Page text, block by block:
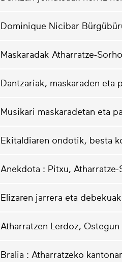
Dominique Nicibar
Maskaradak Atharratze-
Dantzariak, maskaraden eta
Musikari maskaradetan eta
Ekitaldiaren ondotik, besta
Anekdota : Pitxu,
Elizaren jarrera eta
Atharratzen Lerdoz,
Bralia : Atharratzeko